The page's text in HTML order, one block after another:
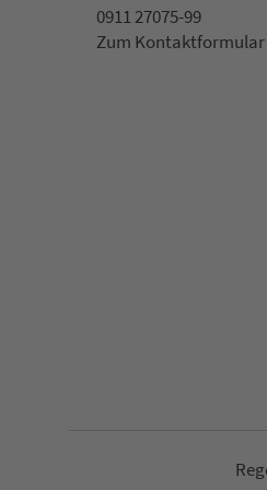
0911 27075-99
Zum Kon­taktformular